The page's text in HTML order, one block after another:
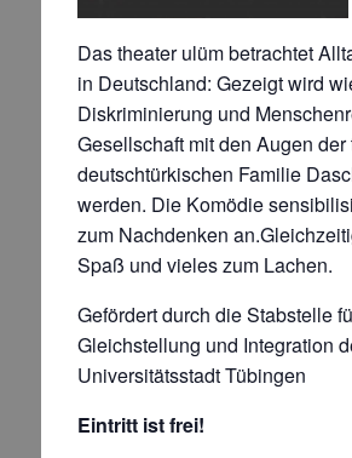
Das theater ulüm betrachtet
in Deutschland: Gezeigt wird
Diskriminierung und
Gesellschaft mit den Augen der
deutschtürkischen Familie
werden. Die Komödie
zum Nachdenken
Spaß und vieles zum Lachen.
Gefördert durch die Stabstelle
Gleichstellung und Integration
Universitätsstadt Tübingen
Eintritt ist frei!